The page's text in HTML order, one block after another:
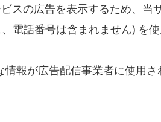
スの広告を表示するため、当
電話番号は含まれません) を
報が広告配信事業者に使用